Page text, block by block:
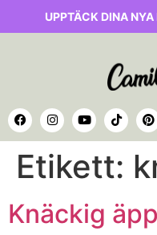
UPPTÄCK DINA NYA
Etikett:
Knäckig